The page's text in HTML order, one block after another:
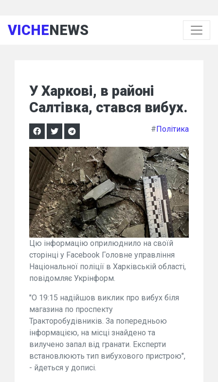
VICHENEWS
У Харкові, в районі
Салтівка, стався вибух.
#Політика
Цю інформацію оприлюднило на своїй
сторінці у Facebook Головне управління
Національної поліції в Харківській області,
повідомляє Укрінформ.
"О 19:15 надійшов виклик про вибух біля
магазина по проспекту
Тракторобудівників. За попередньою
інформацією, на місці знайдено та
вилучено запал від гранати. Експерти
встановлюють тип вибухового пристрою",
- йдеться у дописі.